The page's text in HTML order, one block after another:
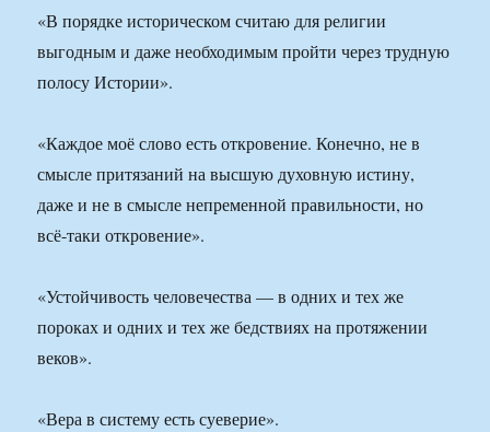
«В порядке историческом считаю для религии
выгодным и даже необходимым пройти через трудную
полосу Истории».
«Каждое моё слово есть откровение. Конечно, не в
смысле притязаний на высшую духовную истину,
даже и не в смысле непременной правильности, но
всё-таки откровение».
«Устойчивость человечества — в одних и тех же
пороках и одних и тех же бедствиях на протяжении
веков».
«Вера в систему есть суеверие».